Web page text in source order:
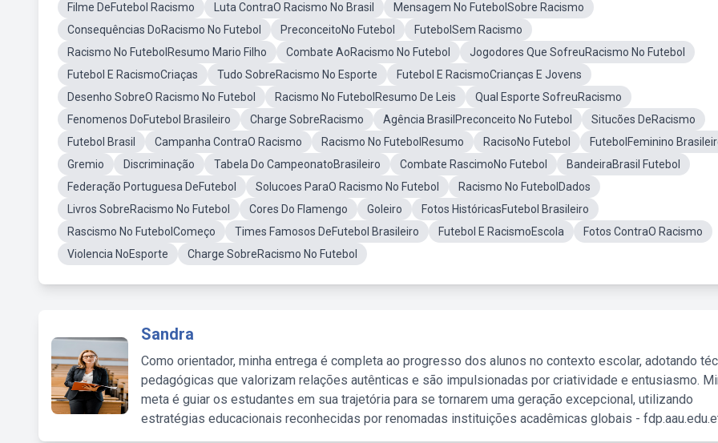
Filme DeFutebol Racismo
Luta ContraO Racismo No Brasil
Mensagem No FutebolSobre Racismo
Consequências DoRacismo No Futebol
PreconceitoNo Futebol
FutebolSem Racismo
Racismo No FutebolResumo Mario Filho
Combate AoRacismo No Futebol
Jogodores Que SofreuRacismo No Futebol
Futebol E RacismoCriaças
Tudo SobreRacismo No Esporte
Futebol E RacismoCrianças E Jovens
Desenho SobreO Racismo No Futebol
Racismo No FutebolResumo De Leis
Qual Esporte SofreuRacismo
Fenomenos DoFutebol Brasileiro
Charge SobreRacismo Agência BrasilPreconceito No Futebol
Situcões DeRacismo
Futebol Brasil
Campanha ContraO Racismo Racismo No FutebolResumo RacisoNo Futebol
FutebolFeminino
Gremio
Discriminação Tabela Do CampeonatoBrasileiro Combate RascimoNo Futebol
BandeiraBrasil Futebol
Federação Portuguesa DeFutebol
Solucoes ParaO Racismo No Futebol
Racismo No FutebolDados
Livros SobreRacismo No Futebol
Cores Do Flamengo Goleiro
Fotos HistóricasFutebol Brasileiro
Rascismo No FutebolComeço
Times Famosos DeFutebol Brasileiro Futebol E RacismoEscola
Fotos ContraO Racismo
Violencia NoEsporte
Charge SobreRacismo No Futebol
Sandra
Como orientador, minha entrega é completa ao progresso dos alunos no contexto escolar, adotando
pedagógicas que valorizam relações autênticas e são impulsionadas por criatividade e entusiasmo.
meta é guiar os estudantes em sua trajetória para se tornarem uma geração excepcional, utilizando
estratégias educacionais reconhecidas por renomadas instituições acadêmicas globais -